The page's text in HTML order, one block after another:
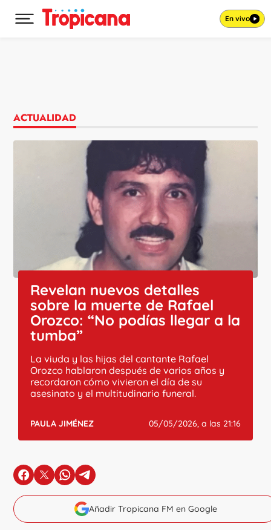
Desplegar menú principal En vivo
ACTUALIDAD
Revelan nuevos detalles
sobre la muerte de Rafael
Orozco: “No podías llegar a la
tumba”
La viuda y las hijas del cantante Rafael
Orozco hablaron después de varios años y
recordaron cómo vivieron el día de su
asesinato y el multitudinario funeral.
PAULA JIMÉNEZ 05/05/2026, a las 21:16
en Facebook
en Xen Whatsapp
en Telegram
Añadir Tropicana FM en Google